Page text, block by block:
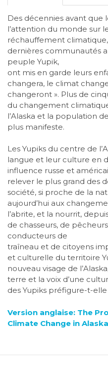
Des décennies avant que
l’attention du monde sur
réchauffement climatique,
dernières communautés
peuple Yupik,
ont mis en garde leurs
changera, le climat
changeront ». Plus de
du changement
l’Alaska et la population
plus manifeste.
Les Yupiks du centre de
langue et leur culture en
influence russe et
relever le plus grand des
société, si proche de la
aujourd’hui aux
l’abrite, et la nourrit,
de chasseurs, de
conducteurs de
traîneau et de citoyens
et culturelle du territoire
nouveau visage de
terre et la voix d’une
des Yupiks préfigure-t-
Version anglaise: The
Climate Change in Alaska